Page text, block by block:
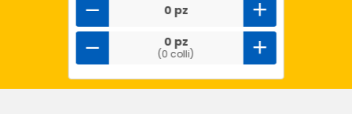
0 pz
0 pz
(0 colli)